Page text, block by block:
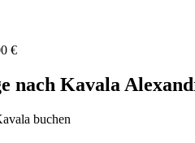
€
nach Kavala
buchen